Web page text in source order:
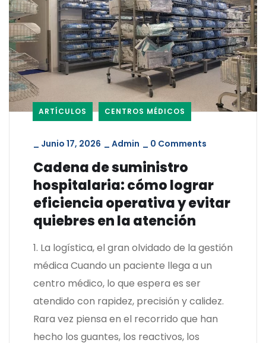
ARTÍCULOS CENTROS MÉDICOS
Junio 17, 2026 Admin 0 Comments
Cadena de suministro
hospitalaria: cómo lograr
eficiencia operativa y evitar
quiebres en la atención
1. La logística, el gran olvidado de la gestión
médica Cuando un paciente llega a un
centro médico, lo que espera es ser
atendido con rapidez, precisión y calidez.
Rara vez piensa en el recorrido que han
hecho los guantes, los reactivos, los